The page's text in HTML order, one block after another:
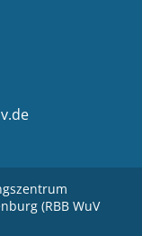
(RBB WuV